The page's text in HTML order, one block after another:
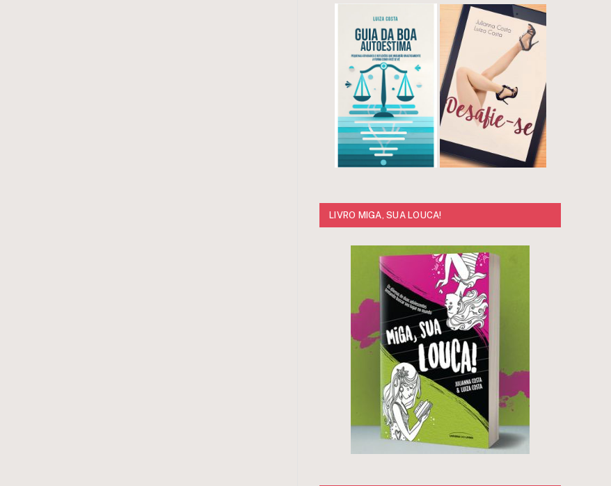
LIVRO MIGA, SUA LOUCA!